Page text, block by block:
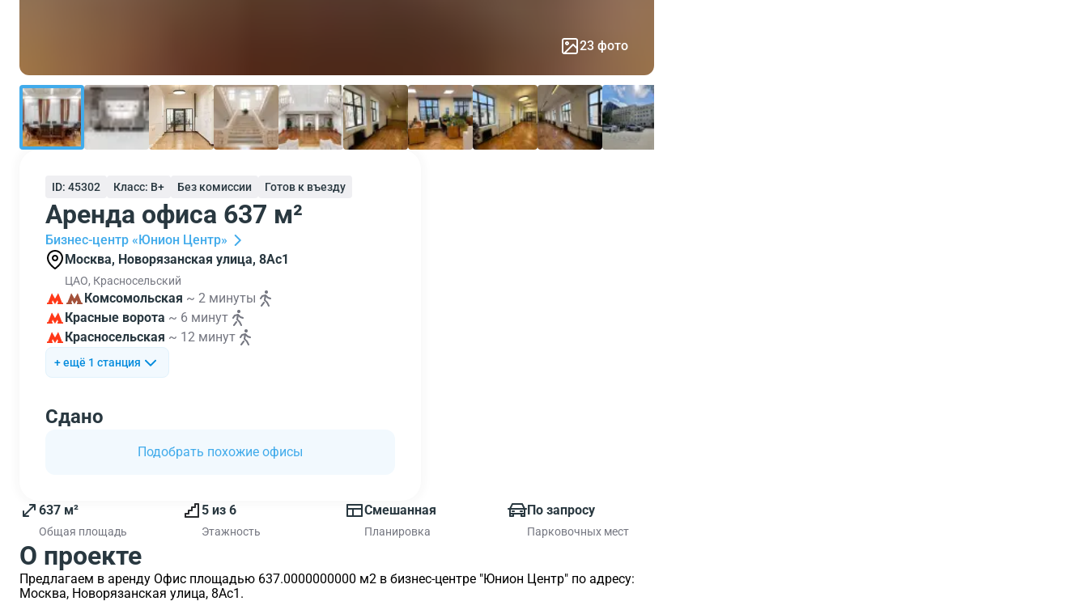
23 фото
ID: 45302 Класс: B+ Без комиссии Готов к въезду
Аренда офиса 637 м²
Бизнес-центр «Юнион Центр»
Москва, Новорязанская улица, 8Ас1
ЦАО, Красносельский
Комсомольская ~ 2 минуты
Красные ворота ~ 6 минут
Красносельская ~ 12 минут
+ ещё 1 станция
Сдано
Подобрать похожие офисы
637 м²
Общая площадь
5 из 6
Этажность
Смешанная
Планировка
По запросу
Парковочных мест
О проекте
Предлагаем в аренду Офис площадью 637.0000000000 м2 в бизнес-центре "Юнион Центр" по адресу:
Москва, Новорязанская улица, 8Ас1.